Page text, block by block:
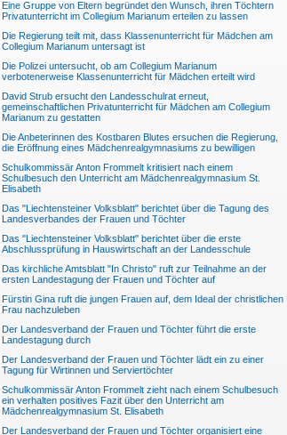
Eine Gruppe von Eltern begründet den Wunsch, ihren Töchtern
Privatunterricht im Collegium Marianum erteilen zu lassen
Die Regierung teilt mit, dass Klassenunterricht für Mädchen am
Collegium Marianum untersagt ist
Die Polizei untersucht, ob am Collegium Marianum
verbotenerweise Klassenunterricht für Mädchen erteilt wird
David Strub ersucht den Landesschulrat erneut,
gemeinschaftlichen Privatunterricht für Mädchen am Collegium
Marianum zu gestatten
Die Anbeterinnen des Kostbaren Blutes ersuchen die Regierung,
die Eröffnung eines Mädchenrealgymnasiums zu bewilligen
Schulkommissär Anton Frommelt kritisiert nach einem
Schulbesuch den Unterricht am Mädchenrealgymnasium St.
Elisabeth
Das "Liechtensteiner Volksblatt" berichtet über die Tagung des
Landesverbandes der Frauen und Töchter
Das "Liechtensteiner Volksblatt" berichtet über die erste
Abschlussprüfung in Hauswirtschaft an der Landesschule
Das kirchliche Amtsblatt "In Christo" ruft zur Teilnahme an der
ersten Landestagung der Frauen und Töchter auf
Fürstin Gina ruft die jungen Frauen auf, dem Ideal der christlichen
Frau nachzuleben
Der Landesverband der Frauen und Töchter führt die erste
Landestagung durch
Der Landesverband der Frauen und Töchter lädt ein zu einer
Tagung für Wirtinnen und Serviertöchter
Schulkommissär Anton Frommelt zieht nach einem Schulbesuch
ein verhalten positives Fazit über den Unterricht am
Mädchenrealgymnasium St. Elisabeth
Der Landesverband der Frauen und Töchter organisiert eine